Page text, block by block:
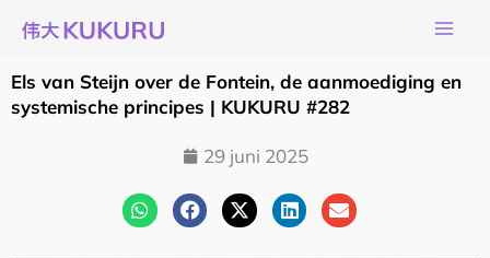
naar
de
inhoud
Els van Steijn over de Fontein, de aanmoediging en
systemische principes | KUKURU #282
29 juni 2025